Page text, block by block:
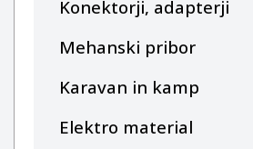
Konektorji, adapterji
Mehanski pribor
Karavan in kamp
Elektro material